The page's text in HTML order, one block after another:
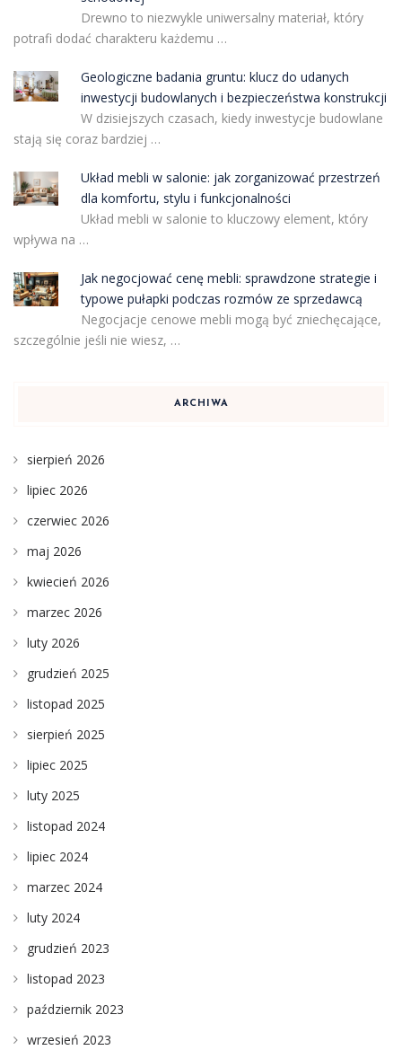
Drewno to niezwykle uniwersalny materiał, który
potrafi dodać charakteru każdemu …
Geologiczne badania gruntu: klucz do udanych
inwestycji budowlanych i bezpieczeństwa konstrukcji
W dzisiejszych czasach, kiedy inwestycje budowlane
stają się coraz bardziej …
Układ mebli w salonie: jak zorganizować przestrzeń
dla komfortu, stylu i funkcjonalności
Układ mebli w salonie to kluczowy element, który
wpływa na …
Jak negocjować cenę mebli: sprawdzone strategie i
typowe pułapki podczas rozmów ze sprzedawcą
Negocjacje cenowe mebli mogą być zniechęcające,
szczególnie jeśli nie wiesz, …
ARCHIWA
sierpień 2026
lipiec 2026
czerwiec 2026
maj 2026
kwiecień 2026
marzec 2026
luty 2026
grudzień 2025
listopad 2025
sierpień 2025
lipiec 2025
luty 2025
listopad 2024
lipiec 2024
marzec 2024
luty 2024
grudzień 2023
listopad 2023
październik 2023
wrzesień 2023